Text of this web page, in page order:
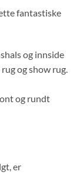
fantastiske
og innside
og show rug.
og rundt
er